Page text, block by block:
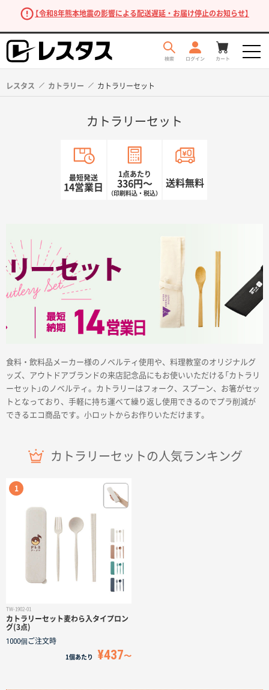
【令和8年熊本地震の影響による配送遅延・お届け停止のお知らせ】
ターゲットから探す
印刷色から探す
サイトメニュー
初めての方へ
ご注文の流れ
お見積書の作成方法
レスタス カトラリー カトラリーセット
カトラリーセット
最短発送
14営業日
1点あたり
336円〜
（印刷料込・税込）
送料無料
食料・飲料品メーカー様のノベルティ使用や、料理教室のオリジナルグ
ッズ、アウトドアブランドの来店記念品にもお使いいただける「カトラリ
ーセット」のノベルティ。カトラリーはフォーク、スプーン、お箸がセッ
トとなっており、手軽に持ち運べて繰り返し使用できるのでプラ削減が
できるエコ商品です。小ロットからお作りいただけます。
カトラリーセットの人気ランキング
TW-1902-01
カトラリーセット麦わら入タイプロン
グ(3点)
1000個 ご注文時
1個 あたり ¥437